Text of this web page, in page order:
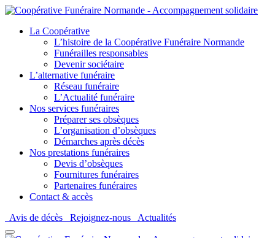
La Coopérative
L’histoire de la Coopérative Funéraire Normande
Funérailles responsables
Devenir sociétaire
L’alternative funéraire
Réseau funéraire
L’Actualité funéraire
Nos services funéraires
Préparer ses obsèques
L’organisation d’obsèques
Démarches après décès
Nos prestations funéraires
Devis d’obsèques
Fournitures funéraires
Partenaires funéraires
Contact & accès
Avis de décès
Rejoignez-nous Actualités